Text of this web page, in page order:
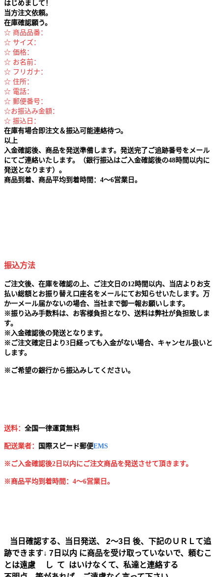
はじめまして！
当方注文依頼。
在庫確認願う。
☆ 商品品番：
☆ サイズ：
☆ 価格：
☆ お名前：
☆ フリガナ：
☆ 住所：
☆ 電話：
☆ 郵便番号：
☆お振込み金額：
☆ 振込日：
在庫有場合即注文＆振込可能連絡待つ。
以上
入金確認後、商品を発送準備します。発送完了ご追跡番号をメール
にてご連絡いたします。（銀行振込はご入金確認後の48時間以内に
発送となります）。
商品到着、商品平均到着時間：4～6営業日。
振込方法
ご注文後、在庫を確認の上、ご注文日の12時間以内、当店よりお支
払い総額とお振り替え口座名をメールにてお知らせいたします。万
か一メール届かないの場合、当社まで御一報お願いします。
※振り込み手数料は、お客様負担となり、送料は弊社が負担致しま
す。
※ 入金確認後の発送となります。
※ ご注文確定日より3日経っても入金がない場合、キャンセル扱いと
します。
※ ご希望の銀行から振込みしてください。
送料： 全国一律運賃無料
配送業者： 国 際スピード郵便EMS
※ご入金確認後2日以内にご注文商品を発送させて頂きます。
※商品平均到着時間：4～6営業日。
当日確認する、当日発送、 2～3日 後、下記のＵＲＬて追
跡できます↓ 7日以内 に商品を受け取っていないで、頼むこ
とは遠慮 し て はいけなくて、私達と連絡する